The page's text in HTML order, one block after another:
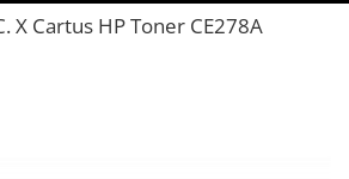
X Cartus HP Toner CE278A